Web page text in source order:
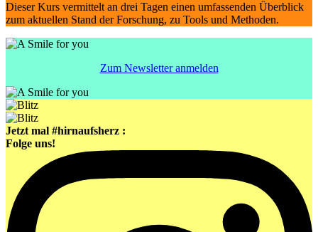
Dieser Kurs vermittelt an drei Tagen einen umfassenden Überblick
zum aktuellen Stand der Forschung, zu Tools und Methoden.
Zum Newsletter anmelden
Jetzt mal #hirnaufsherz :
Folge uns!